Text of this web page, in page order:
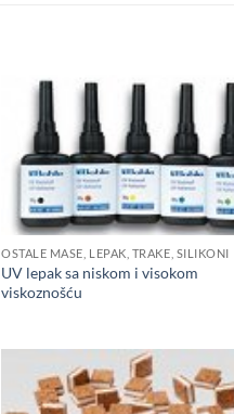
OSTALE MASE, LEPAK, TRAKE, SILIKONI
UV lepak sa niskom i visokom
viskoznošću